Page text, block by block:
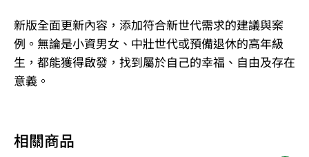
新版全面更新內容，添加符合新世代需求的建議與案
例。無論是小資男女、中壯世代或預備退休的高年級
生，都能獲得啟發，找到屬於自己的幸福、自由及存在
意義。
相關商品